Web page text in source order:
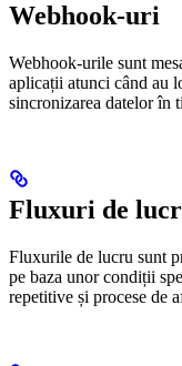
Webhook-uri
Webhook-urile sunt
aplicații atunci când au
sincronizarea datelor în
Fluxuri de
Fluxurile de lucru sunt
pe baza unor condiții
repetitive și procese de